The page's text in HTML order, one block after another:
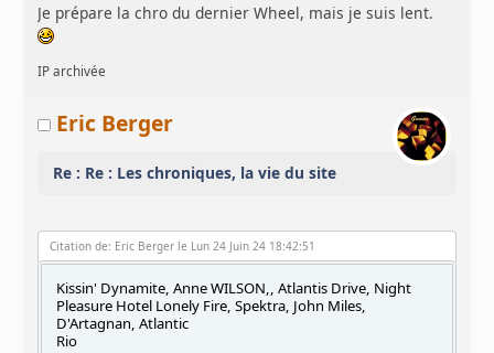
Je prépare la chro du dernier Wheel, mais je suis lent.
IP archivée
Eric Berger
Re : Re : Les chroniques, la vie du site
Citation de: Eric Berger le Lun 24 Juin 24 18:42:51
Kissin' Dynamite, Anne WILSON,, Atlantis Drive, Night
Pleasure Hotel Lonely Fire, Spektra, John Miles,
D'Artagnan, Atlantic
Rio